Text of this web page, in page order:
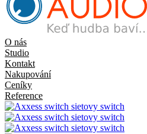
O nás
Studio
Kontakt
Nakupování
Ceníky
Reference